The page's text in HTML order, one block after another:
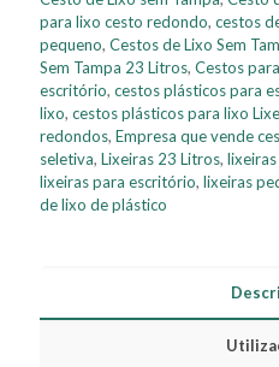
para lixo cesto redondo, cestos
pequeno, Cestos de Lixo Sem
Sem Tampa 23 Litros, Cestos
escritório, cestos plásticos para
lixo, cestos plásticos para lixo
redondos, Empresa que vende
seletiva, Lixeiras 23 Litros,
lixeiras para escritório, lixeiras
de lixo de plástico